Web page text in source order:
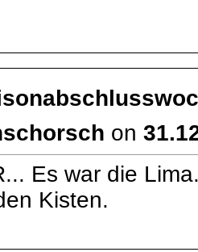
on
Es war die
Kisten.